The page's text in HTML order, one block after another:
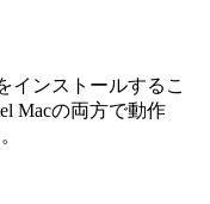
インストールするこ
Macの両方で動作